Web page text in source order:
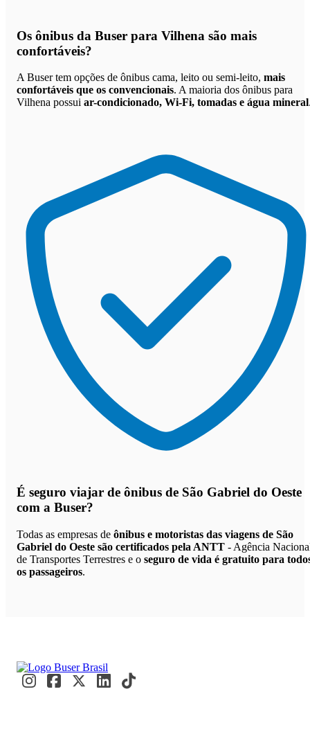
Os ônibus da Buser para Vilhena são mais
confortáveis?
A Buser tem opções de ônibus cama, leito ou semi-leito, mais
confortáveis que os convencionais. A maioria dos ônibus para
Vilhena possui ar-condicionado, Wi-Fi, tomadas e água mineral
É seguro viajar de ônibus de São Gabriel do Oeste
com a Buser?
Todas as empresas de ônibus e motoristas das viagens de São
Gabriel do Oeste são certificados pela ANTT - Agência
de Transportes Terrestres e o seguro de vida é gratuito para
os passageiros.